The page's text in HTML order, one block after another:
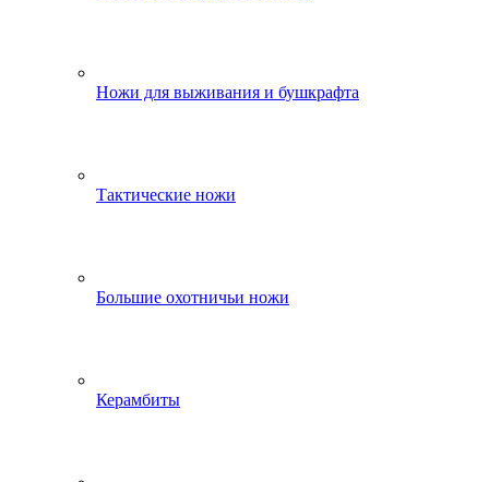
Ножи для выживания и бушкрафта
Тактические ножи
Большие охотничьи ножи
Керамбиты